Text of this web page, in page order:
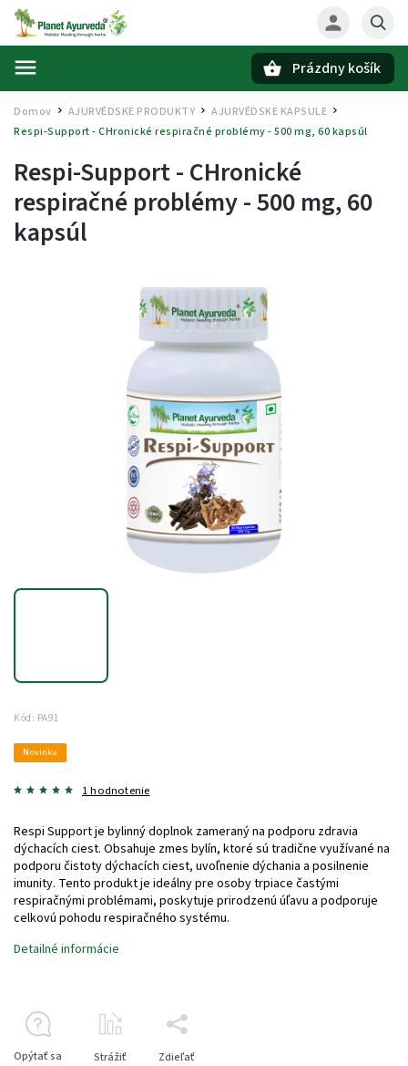
Prázdny košík
Domov AJURVÉDSKE PRODUKTY / AJURVÉDSKE KAPSULE /
Respi-Support - CHronické respiračné problémy - 500 mg, 60 kapsúl
Respi-Support - CHronické
respiračné problémy - 500 mg, 60
kapsúl
Kód: PA91
Novinka
1 hodnotenie
Respi Support je bylinný doplnok zameraný na podporu zdravia
dýchacích ciest. Obsahuje zmes bylín, ktoré sú tradične využívané na
podporu čistoty dýchacích ciest, uvoľnenie dýchania a posilnenie
imunity. Tento produkt je ideálny pre osoby trpiace častými
respiračnými problémami, poskytuje prirodzenú úľavu a podporuje
celkovú pohodu respiračného systému.
Detailné informácie
Opýtať sa Strážiť Zdieľať